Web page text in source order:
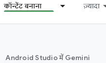
कॉन्टेंट बनाना ज़्यादा
Android Studio में Gemini